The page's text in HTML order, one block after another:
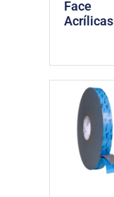
Face
Acrílicas